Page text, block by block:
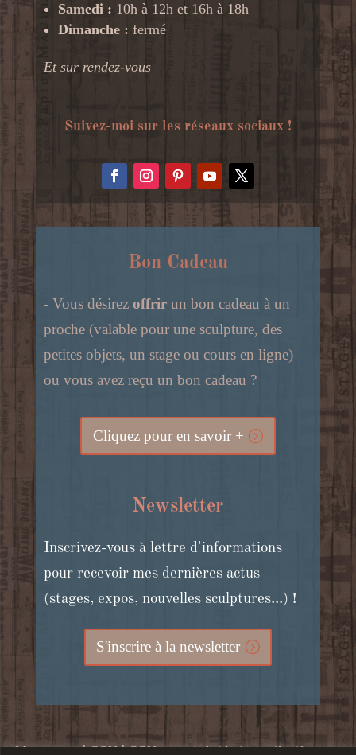
Samedi : 10h à 12h et 16h à 18h
Dimanche : fermé
Et sur rendez-vous
Suivez-moi sur les réseaux sociaux !
Bon Cadeau
- Vous désirez offrir un bon cadeau à un
proche (valable pour une sculpture, des
petites objets, un stage ou cours en ligne)
ou vous avez reçu un bon cadeau ?
Cliquez pour en savoir +
Newsletter
Inscrivez-vous à lettre d'informations
pour recevoir mes dernières actus
(stages, expos, nouvelles sculptures...) !
S'inscrire à la newsletter
Mon compte|CGV|CGV stages individuels et collectifs, cours